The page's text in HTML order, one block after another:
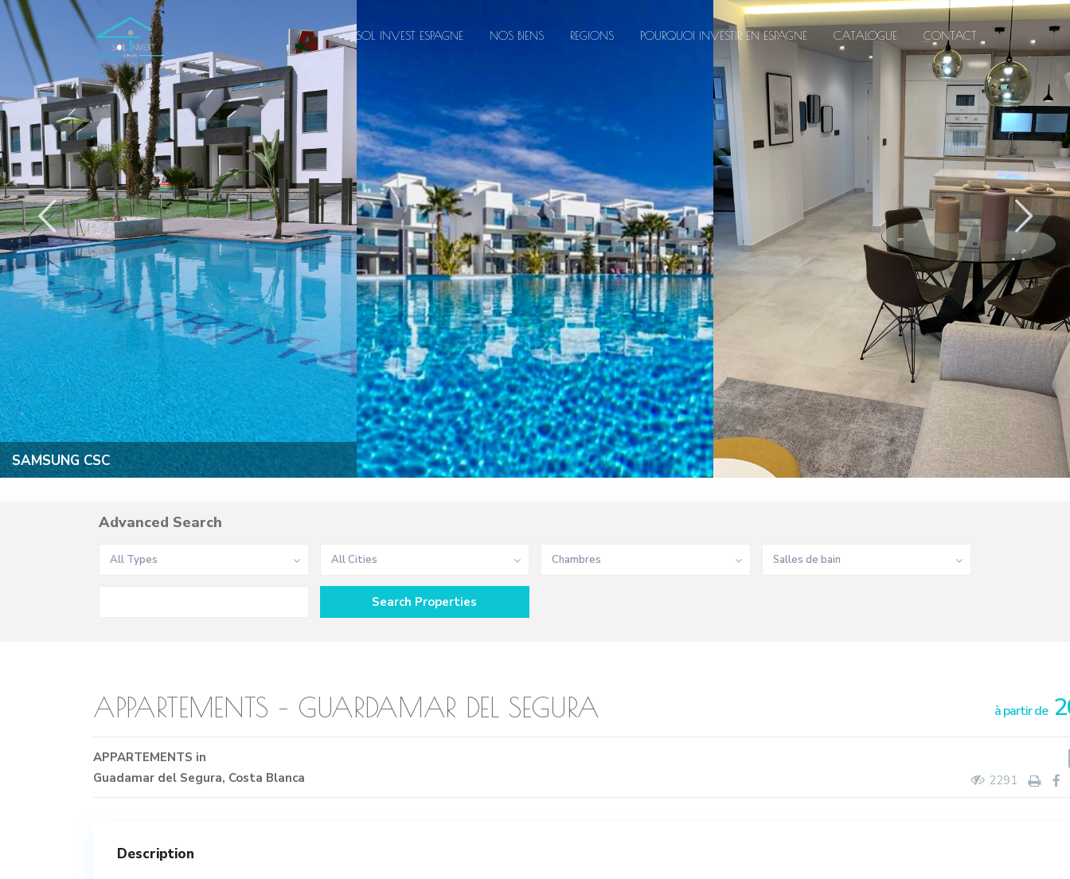
SOL INVEST ESPAGNE NOS BIENS REGIONS POURQUOI INVESTIR EN ESPAGNE CATALOGUE CONTACT
SAMSUNG CSC
Advanced Search
All Types All Cities Chambres Salles de bain
APPARTEMENTS – GUARDAMAR DEL SEGURA à partir de
APPARTEMENTS in
Guadamar del Segura, Costa Blanca 2291
Description